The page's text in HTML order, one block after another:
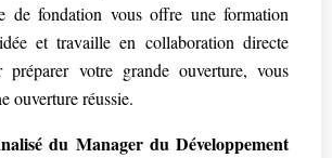
de fondation vous offre une formation
et travaille en collaboration directe
préparer votre grande ouverture, vous
ouverture réussie.
du Manager du Développement